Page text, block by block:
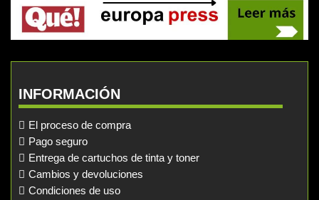
INFORMACIÓN
El proceso de compra
Pago seguro
Entrega de cartuchos de tinta y toner
Cambios y devoluciones
Condiciones de uso